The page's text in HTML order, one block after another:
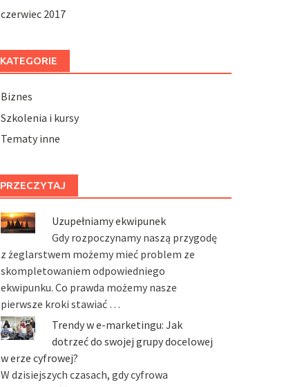
czerwiec 2017
KATEGORIE
Biznes
Szkolenia i kursy
Tematy inne
PRZECZYTAJ
Uzupełniamy ekwipunek
Gdy rozpoczynamy naszą przygodę
z żeglarstwem możemy mieć problem ze
skompletowaniem odpowiedniego
ekwipunku. Co prawda możemy nasze
pierwsze kroki stawiać …
Trendy w e-marketingu: Jak
dotrzeć do swojej grupy docelowej
w erze cyfrowej?
W dzisiejszych czasach, gdy cyfrowa